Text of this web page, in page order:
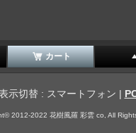
カート
示切替 : スマートフォン |
2012-2022 花樹風羅 彩雲 co, All